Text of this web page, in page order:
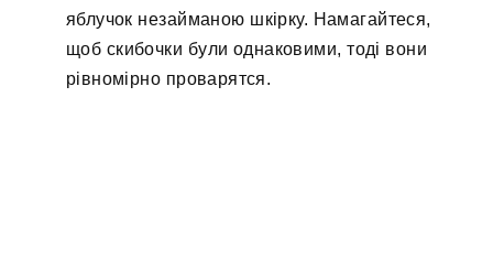
яблучок незайманою шкірку. Намагайтеся,
щоб скибочки були однаковими, тоді вони
рівномірно проварятся.